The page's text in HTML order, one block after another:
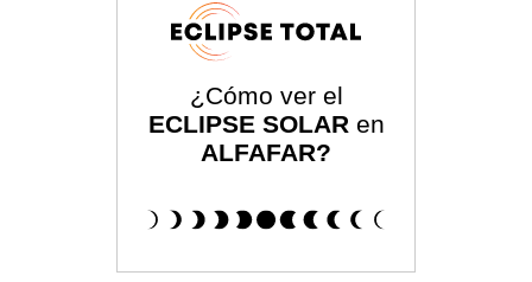
¿Cómo ver el
ECLIPSE SOLAR en
ALFAFAR?